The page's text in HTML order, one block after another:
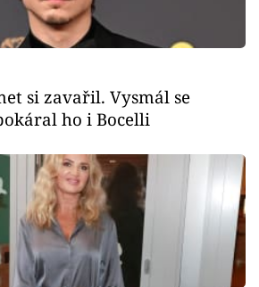
si zavařil. Vysmál se
ho i Bocelli